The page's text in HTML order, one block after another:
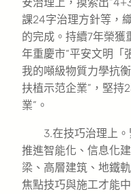
課24字治理方針等，
的完成。持續7年榮獲
年重慶市“平安文明「
我的噸級物質力學抗
扶植示范企業”，堅持
業”。
3.在技巧治理上。
推進智能化、信息化
梁、高層建筑、地鐵
焦點技巧與施工才能